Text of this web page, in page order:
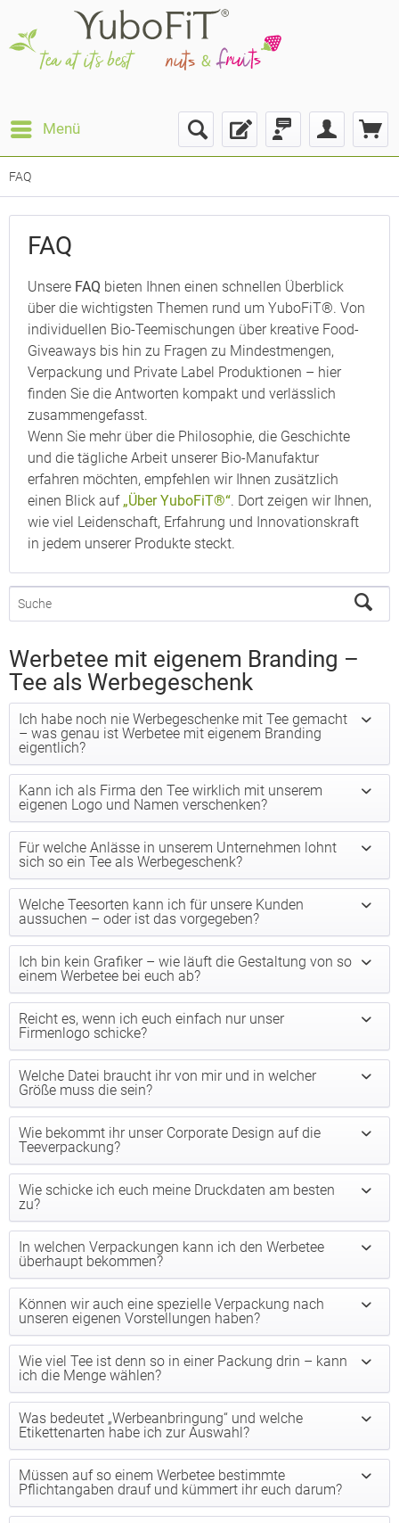
Menü
FAQ
FAQ
Unsere FAQ bieten Ihnen einen schnellen Überblick
über die wichtigsten Themen rund um YuboFiT®. Von
individuellen Bio-Teemischungen über kreative Food-
Giveaways bis hin zu Fragen zu Mindestmengen,
Verpackung und Private Label Produktionen – hier
finden Sie die Antworten kompakt und verlässlich
zusammengefasst.
Wenn Sie mehr über die Philosophie, die Geschichte
und die tägliche Arbeit unserer Bio-Manufaktur
erfahren möchten, empfehlen wir Ihnen zusätzlich
einen Blick auf „Über YuboFiT®“. Dort zeigen wir Ihnen,
wie viel Leidenschaft, Erfahrung und Innovationskraft
in jedem unserer Produkte steckt.
Werbetee mit eigenem Branding –
Tee als Werbegeschenk
Ich habe noch nie Werbegeschenke mit Tee gemacht
– was genau ist Werbetee mit eigenem Branding
eigentlich?
Kann ich als Firma den Tee wirklich mit unserem
eigenen Logo und Namen verschenken?
Für welche Anlässe in unserem Unternehmen lohnt
sich so ein Tee als Werbegeschenk?
Welche Teesorten kann ich für unsere Kunden
aussuchen – oder ist das vorgegeben?
Ich bin kein Grafiker – wie läuft die Gestaltung von so
einem Werbetee bei euch ab?
Reicht es, wenn ich euch einfach nur unser
Firmenlogo schicke?
Welche Datei braucht ihr von mir und in welcher
Größe muss die sein?
Wie bekommt ihr unser Corporate Design auf die
Teeverpackung?
Wie schicke ich euch meine Druckdaten am besten
zu?
In welchen Verpackungen kann ich den Werbetee
überhaupt bekommen?
Können wir auch eine spezielle Verpackung nach
unseren eigenen Vorstellungen haben?
Wie viel Tee ist denn so in einer Packung drin – kann
ich die Menge wählen?
Was bedeutet „Werbeanbringung“ und welche
Etikettenarten habe ich zur Auswahl?
Müssen auf so einem Werbetee bestimmte
Pflichtangaben drauf und kümmert ihr euch darum?